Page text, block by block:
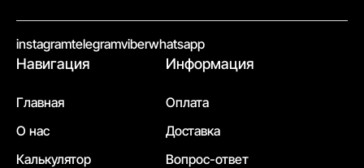
instagramtelegramviberwhatsapp
Навигация
Главная
О нас
Калькулятор
Информация
Оплата
Доставка
Вопрос-ответ